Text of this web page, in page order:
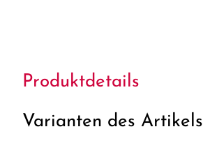
Produktdetails
Varianten des Artikels